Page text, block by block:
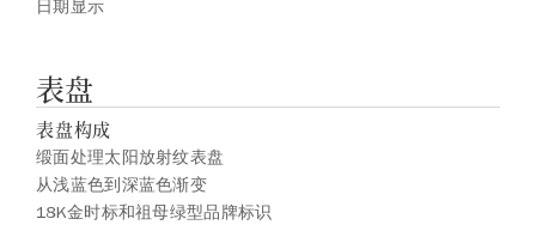
日期显示
表盘
表盘构成
缎面处理太阳放射纹表盘
从浅蓝色到深蓝色渐变
18K金时标和祖母绿型品牌标识